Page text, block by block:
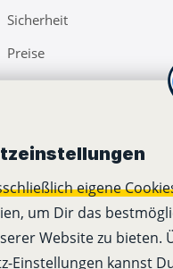
eigene
um Dir das
Website zu bieten.
Einstellungen kannst
Sicherheit
Preise
On-Premise
Desktop Apps
Mobile Apps
Stackfield API